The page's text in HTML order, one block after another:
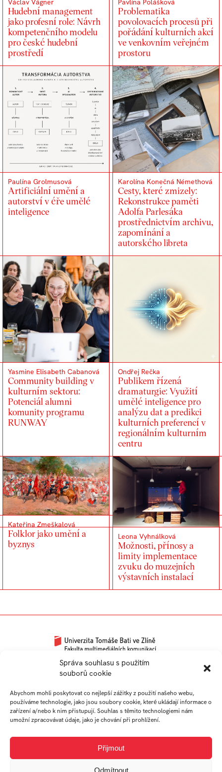
Správa souhlasu s použitím
souborů cookie
Abychom mohli poskytovat co nejlepší zážitky z použití našeho webu,
používáme technologie, jako jsou soubory cookie, které ukládají informace o
zařízení a/nebo k nim přistupují. Souhlas s těmito technologiemi nám
umožní zpracovávat údaje, jako je chování při prohlížení.
Přijmout
Odmítnout
Hudební management
jako profesní role: Návrh
kompetenčního modelu
pro české hudební
prostředí
Problematika
povolovacích procesů při
pořádání kulturních akcí
ve venkovním veřejném
prostoru
Paulína Grolmusová
Artificiální umění a
autorství v éře umělé
inteligence
Karolína Konečná Némethová
Cesty, které zmizely:
Rekonstrukce paměti
Adolfa Parlesáka
prostřednictvím archivu,
zapomínání a
autorského libreta
Yasmine Elisabeth Cabanová
Community building v
kulturním sektoru:
Potenciál alumni
komunity programu
RUNWAY
Ondřej Rečka
Publikem řízená
dramaturgie: Využití
umělé inteligence pro
analýzu dat a predikci
kulturních preferencí v
regionálním kulturním
centru
Kateřina Zmeškalová
Folklor jako umění a
byznys
Leona Vyhnálková
Možnosti, přínosy a
limity implementace
zvuku do muzejních
výstavních instalací
Univerzitní 2431
760 01 Zlín
info@fmk.utb.cz
FB
IN YTB LI